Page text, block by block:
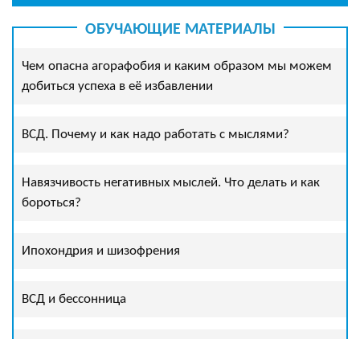
ОБУЧАЮЩИЕ МАТЕРИАЛЫ
Чем опасна агорафобия и каким образом мы можем
добиться успеха в её избавлении
ВСД. Почему и как надо работать с мыслями?
Навязчивость негативных мыслей. Что делать и как
бороться?
Ипохондрия и шизофрения
ВСД и бессонница